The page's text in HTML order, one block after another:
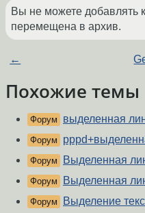
Вы не можете добавлять
перемещена в архив.
←
Похожие темы
Форум выделенная
Форум
Форум Выделенная
Форум Выделенная
Форум Выделение